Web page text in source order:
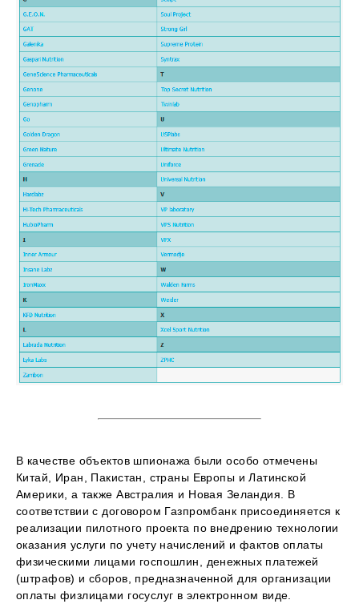
В качестве объектов шпионажа были особо отмечены
Китай, Иран, Пакистан, страны Европы и Латинской
Америки, а также Австралия и Новая Зеландия. В
соответствии с договором Газпромбанк присоединяется к
реализации пилотного проекта по внедрению технологии
оказания услуги по учету начислений и фактов оплаты
физическими лицами госпошлин, денежных платежей
(штрафов) и сборов, предназначенной для организации
оплаты физлицами госуслуг в электронном виде.